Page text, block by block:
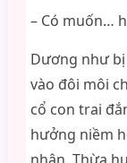
– Có muốn…
Dương như
vào đôi môi
cổ con trai
hưởng niềm